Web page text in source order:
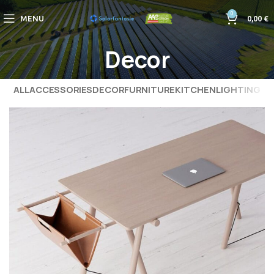
MENU
0
0,00€
Decor
ALLACCESSORIESDECORFURNITUREKITCHENLIGHTING